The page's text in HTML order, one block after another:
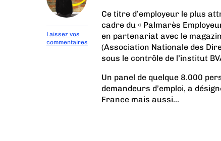
Laissez vos
commentaires
Ce titre d’employeur le plus
cadre du « Palmarès
en partenariat avec le
(Association Nationale des
sous le contrôle de l’institut
Un panel de quelque 8.000
demandeurs d’emploi, a
France mais aussi...